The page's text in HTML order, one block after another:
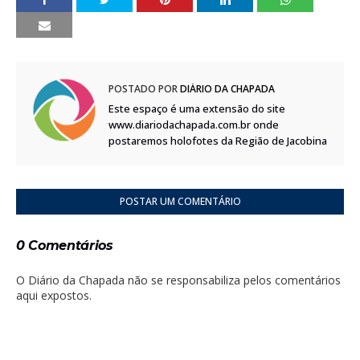
POSTADO PORDIÁRIO DA CHAPADA
Este espaço é uma extensão do site
www.diariodachapada.com.br onde
postaremos holofotes da Região de Jacobina
POSTAR UM COMENTÁRIO
0 Comentários
O Diário da Chapada não se responsabiliza pelos comentários
aqui expostos.